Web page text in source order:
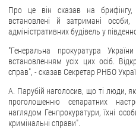
Фотогалерея
Відеогалерея
ЗВЕРНЕННЯ ГРОМАДЯН
Звернення громадян
Електронне звернення
ДОСТУП ДО ПУБЛІЧНОЇ ІНФОРМАЦІЇ
Про це він сказав на
встановлені й затримані
адміністративних будівель у
"Генеральна прокуратура
встановленням усіх цих осіб.
справ", - сказав Секретар РНБО
А. Парубій наголосив, що ті люди,
проголошенню сепаратних
наглядом Генпрокуратури, їхні
кримінальні справи".